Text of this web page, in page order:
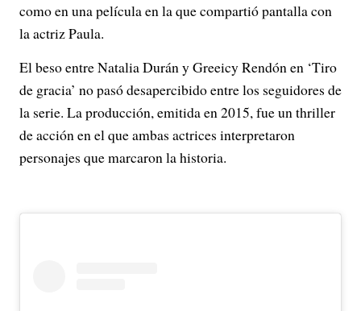
como en una película en la que compartió pantalla con
la actriz Paula.
El beso entre Natalia Durán y Greeicy Rendón en ‘Tiro
de gracia’ no pasó desapercibido entre los seguidores de
la serie. La producción, emitida en 2015, fue un thriller
de acción en el que ambas actrices interpretaron
personajes que marcaron la historia.